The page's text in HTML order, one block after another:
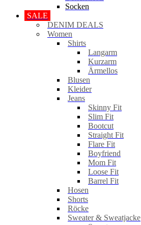
Socken
SALE
DENIM DEALS
Women
Shirts
Langarm
Kurzarm
Ärmellos
Blusen
Kleider
Jeans
Skinny Fit
Slim Fit
Bootcut
Straight Fit
Flare Fit
Boyfriend
Mom Fit
Loose Fit
Barrel Fit
Hosen
Shorts
Röcke
Sweater & Sweatjacke